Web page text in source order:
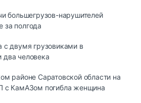
большегрузов-нарушителей
за полгода
с двумя грузовиками в
два человека
районе Саратовской области на
с КамАЗом погибла женщина